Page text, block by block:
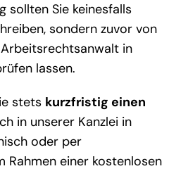
sollten Sie keinesfalls
sondern zuvor von
in
lassen.
stets kurzfristig einen
in unserer Kanzlei in
oder per
Rahmen einer kostenlosen